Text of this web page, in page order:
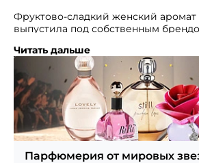
Фруктово-сладкий женский аромат
выпустила под собственным
Его яркое, притягательное, тонкое,
звучание подчеркнет женственное
и утонченный вкус своей
воплощает по-настоящему женский
волнующий и непредсказуемый.
Читать дальше
Парфюмерия от мировых